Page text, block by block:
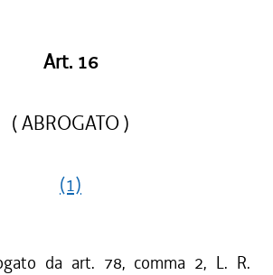
Art. 16
( ABROGATO )
(1)
da art. 78, comma 2, L. R.